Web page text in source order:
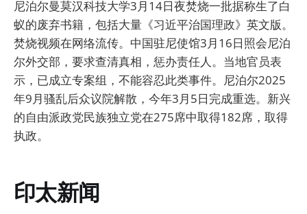
尼泊尔曼莫汉科技大学3月14日夜焚烧一批据称生了白
蚁的废弃书籍，包括大量《习近平治国理政》英文版。
焚烧视频在网络流传。中国驻尼使馆3月16日照会尼泊
尔外交部，要求查清真相，惩办责任人。当地官员表
示，已成立专案组，不能容忍此类事件。尼泊尔2025
年9月骚乱后众议院解散，今年3月5日完成重选。新兴
的自由派政党民族独立党在275席中取得182席，取得
执政。
印太新闻